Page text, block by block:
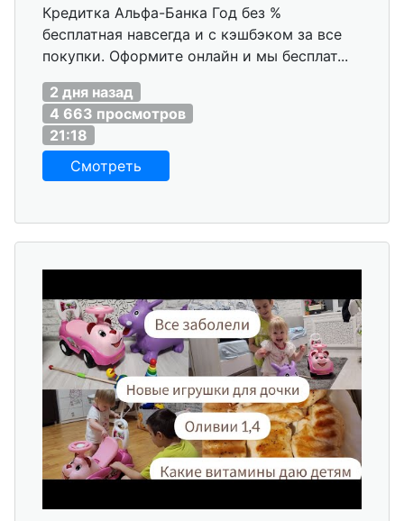
Кредитка Альфа-Банка Год без %
бесплатная навсегда и с кэшбэком за все
покупки. Оформите онлайн и мы бесплат...
2 дня назад
4 663 просмотров
21:18
Смотреть